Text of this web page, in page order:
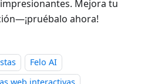
Mejora tu
ahora!
Felo AI